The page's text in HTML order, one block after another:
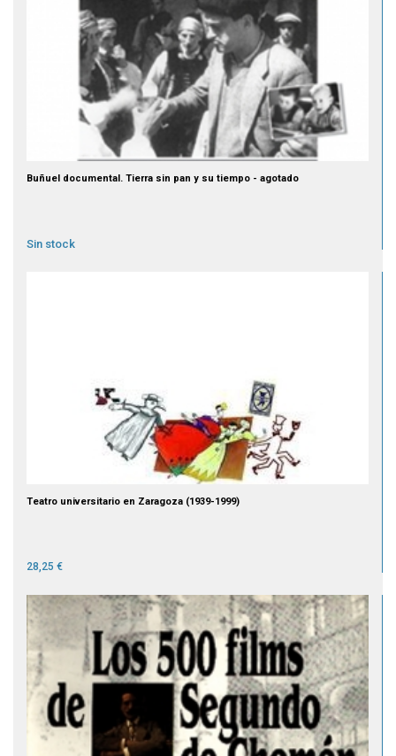
Buñuel documental. Tierra sin pan y su tiempo - agotado
Sin stock
Teatro universitario en Zaragoza (1939-1999)
28,25 €